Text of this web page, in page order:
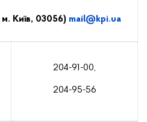
Київ, 03056) mail@kpi.ua
204-91-00,
204-95-56